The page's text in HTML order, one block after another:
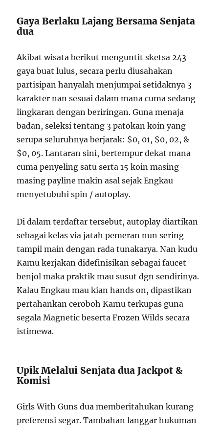
Gaya Berlaku Lajang Bersama Senjata
dua
Akibat wisata berikut menguntit sketsa 243
gaya buat lulus, secara perlu diusahakan
partisipan hanyalah menjumpai setidaknya 3
karakter nan sesuai dalam mana cuma sedang
lingkaran dengan beriringan. Guna menaja
badan, seleksi tentang 3 patokan koin yang
serupa seluruhnya berjarak: $0, 01, $0, 02, &
$0, 05. Lantaran sini, bertempur dekat mana
cuma penyeling satu serta 15 koin masing-
masing payline makin asal sejak Engkau
menyetubuhi spin / autoplay.
Di dalam terdaftar tersebut, autoplay diartikan
sebagai kelas via jatah pemeran nun sering
tampil main dengan rada tunakarya. Nan kudu
Kamu kerjakan didefinisikan sebagai faucet
benjol maka praktik mau susut dgn sendirinya.
Kalau Engkau mau kian hands on, dipastikan
pertahankan ceroboh Kamu terkupas guna
segala Magnetic beserta Frozen Wilds secara
istimewa.
Upik Melalui Senjata dua Jackpot &
Komisi
Girls With Guns dua memberitahukan kurang
preferensi segar. Tambahan langgar hukuman